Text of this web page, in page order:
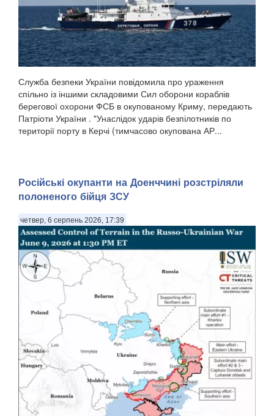
Служба безпеки України повідомила про ураження
спільно із іншими складовими Сил оборони кораблів
берегової охорони ФСБ в окупованому Криму, передають
Патріоти України . "Унаслідок ударів безпілотників по
території порту в Керчі (тимчасово окупована АР...
Російські окупанти на Доенччині розстріляли
полоненого бійця ЗСУ
четвер, 6 серпень 2026, 17:39